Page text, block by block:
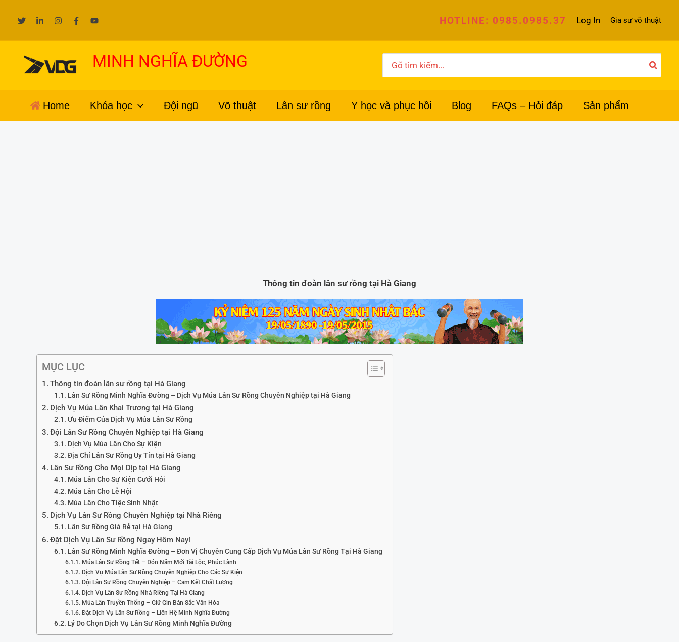
dung
HOTLINE: 0985.0985.37 Log In Gia sư võ thuật
MINH NGHĨA ĐƯỜNG
for:
Home Khóa học Đội ngũ Võ thuật Lân sư rồng Y học và phục hồi Blog FAQs – Hỏi đáp Sản phẩm
Thông tin đoàn lân sư rồng tại Hà Giang
MỤC LỤC
Thông tin đoàn lân sư rồng tại Hà Giang
Lân Sư Rồng Minh Nghĩa Đường – Dịch Vụ Múa Lân Sư Rồng Chuyên Nghiệp tại Hà Giang
Dịch Vụ Múa Lân Khai Trương tại Hà Giang
Ưu Điểm Của Dịch Vụ Múa Lân Sư Rồng
Đội Lân Sư Rồng Chuyên Nghiệp tại Hà Giang
Dịch Vụ Múa Lân Cho Sự Kiện
Địa Chỉ Lân Sư Rồng Uy Tín tại Hà Giang
Lân Sư Rồng Cho Mọi Dịp tại Hà Giang
Múa Lân Cho Sự Kiện Cưới Hỏi
Múa Lân Cho Lễ Hội
Múa Lân Cho Tiệc Sinh Nhật
Dịch Vụ Lân Sư Rồng Chuyên Nghiệp tại Nhà Riêng
Lân Sư Rồng Giá Rẻ tại Hà Giang
Đặt Dịch Vụ Lân Sư Rồng Ngay Hôm Nay!
Lân Sư Rồng Minh Nghĩa Đường – Đơn Vị Chuyên Cung Cấp Dịch Vụ Múa Lân Sư Rồng Tại Hà Giang
Múa Lân Sư Rồng Tết – Đón Năm Mới Tài Lộc, Phúc Lành
Dịch Vụ Múa Lân Sư Rồng Chuyên Nghiệp Cho Các Sự Kiện
Đội Lân Sư Rồng Chuyên Nghiệp – Cam Kết Chất Lượng
Dịch Vụ Lân Sư Rồng Nhà Riêng Tại Hà Giang
Múa Lân Truyền Thống – Giữ Gìn Bản Sắc Văn Hóa
Đặt Dịch Vụ Lân Sư Rồng – Liên Hệ Minh Nghĩa Đường
Lý Do Chọn Dịch Vụ Lân Sư Rồng Minh Nghĩa Đường